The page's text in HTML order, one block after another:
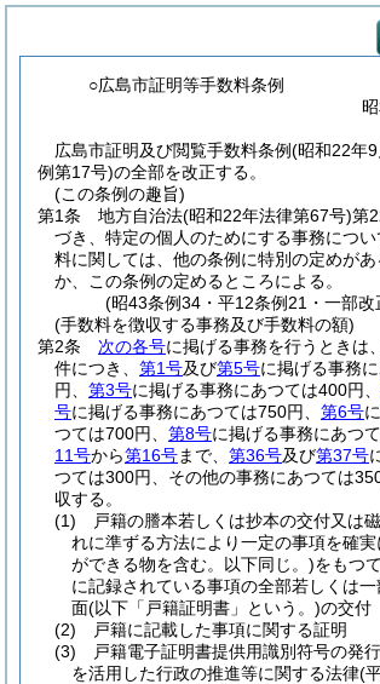
○広島市証明等手数料条例
広島市証明及び閲覧手数料条例(昭和22年
例第17号)の全部を改正する。
(この条例の趣旨)
第1条
地方自治法(昭和22年法律第67号)第
づき、特定の個人のためにする事務につ
料に関しては、他の条例に特別の定めが
か、この条例の定めるところによる。
(昭43条例34・平12条例21・一部改
(手数料を徴収する事務及び手数料の額)
第2条
次の各号に掲げる事務を行うときは
件につき、 第1号及び第5号に掲げる事務
円、 第3号に掲げる事務にあつては400円、
号に掲げる事務にあつては750円、 第6号
つては700円、 第8号に掲げる事務にあつ
11号から第16号まで、 第36号及び第37号
つては300円、その他の事務にあつては
収する。
(1)
戸籍の謄本若しくは抄本の交付又は
れに準ずる方法により一定の事項を確実
ができる物を含む。以下同じ。)をもつ
に記録されている事項の全部若しくは
面(以下「戸籍証明書」という。)の交付
(2)
戸籍に記載した事項に関する証明
(3)
戸籍電子証明書提供用識別符号の発行
を活用した行政の推進等に関する法律(